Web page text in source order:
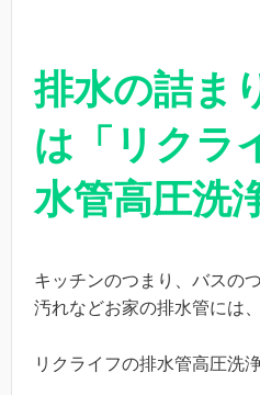
排水の詰ま
は「リクラ
水管高圧洗
キッチンのつまり、バスの
汚れなどお家の排水管には、
リクライフの排水管高圧洗